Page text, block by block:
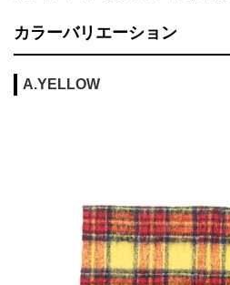
カラーバリエーション
A.YELLOW